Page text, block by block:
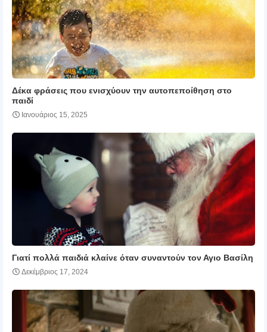
Δέκα φράσεις που ενισχύουν την αυτοπεποίθηση στο
παιδί
Ιανουάριος 15, 2025
Γιατί πολλά παιδιά κλαίνε όταν συναντούν τον Αγιο Βασίλη
Δεκέμβριος 17, 2024